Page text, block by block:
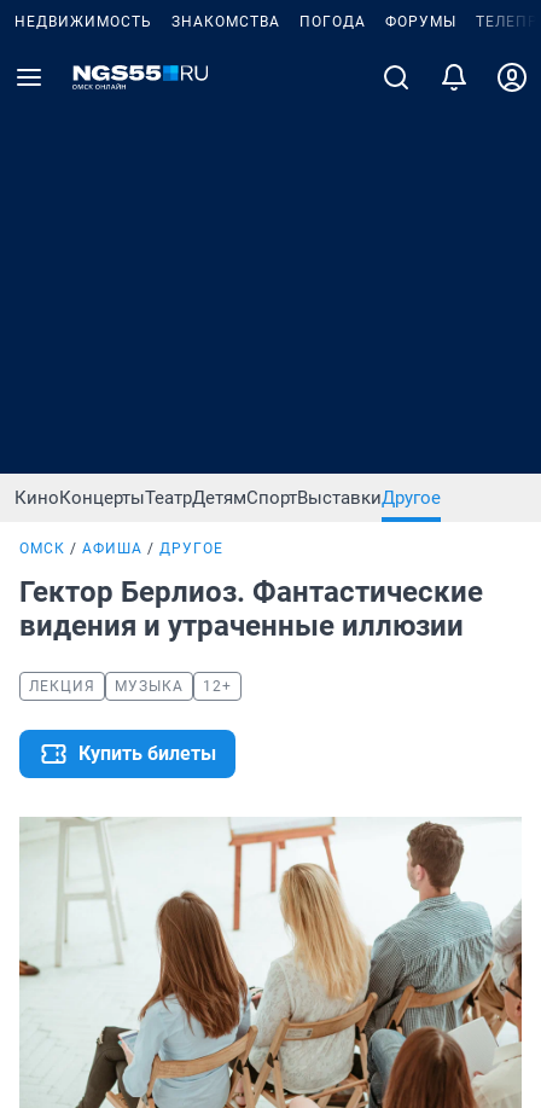
НЕДВИЖИМОСТЬ ЗНАКОМСТВА ПОГОДА ФОРУМЫ
КиноКонцертыТеатрДетямСпортВыставкиДругое
ОМСК АФИША ДРУГОЕ
Гектор Берлиоз. Фантастические
видения и утраченные иллюзии
ЛЕКЦИЯ МУЗЫКА 12+
Купить билеты